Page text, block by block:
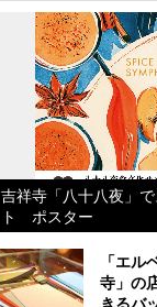
吉祥寺「八十八夜」
ト ポスター
「エル
寺」の
きるバ